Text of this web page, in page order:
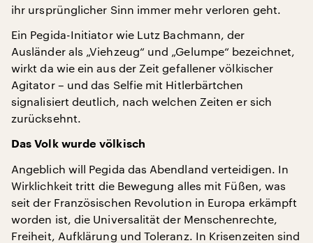
ihr ursprünglicher Sinn immer mehr verloren geht.
Ein Pegida-Initiator wie Lutz Bachmann, der
Ausländer als „Viehzeug“ und „Gelumpe“ bezeichnet,
wirkt da wie ein aus der Zeit gefallener völkischer
Agitator – und das Selfie mit Hitlerbärtchen
signalisiert deutlich, nach welchen Zeiten er sich
zurücksehnt.
Das Volk wurde völkisch
Angeblich will Pegida das Abendland verteidigen. In
Wirklichkeit tritt die Bewegung alles mit Füßen, was
seit der Französischen Revolution in Europa erkämpft
worden ist, die Universalität der Menschenrechte,
Freiheit, Aufklärung und Toleranz. In Krisenzeiten sind